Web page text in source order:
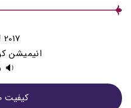
انیمیشن
🔉
کيفيت ۷۲۰ بلوری